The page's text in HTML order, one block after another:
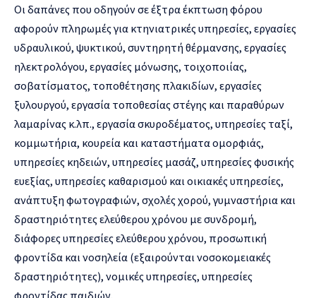
Οι δαπάνες που οδηγούν σε έξτρα έκπτωση φόρου
αφορούν πληρωμές για κτηνιατρικές υπηρεσίες, εργασίες
υδραυλικού, ψυκτικού, συντηρητή θέρμανσης, εργασίες
ηλεκτρολόγου, εργασίες μόνωσης, τοιχοποιίας,
σοβατίσματος, τοποθέτησης πλακιδίων, εργασίες
ξυλουργού, εργασία τοποθεσίας στέγης και παραθύρων
λαμαρίνας κ.λπ., εργασία σκυροδέματος, υπηρεσίες ταξί,
κομμωτήρια, κουρεία και καταστήματα ομορφιάς,
υπηρεσίες κηδειών, υπηρεσίες μασάζ, υπηρεσίες φυσικής
ευεξίας, υπηρεσίες καθαρισμού και οικιακές υπηρεσίες,
ανάπτυξη φωτογραφιών, σχολές χορού, γυμναστήρια και
δραστηριότητες ελεύθερου χρόνου με συνδρομή,
διάφορες υπηρεσίες ελεύθερου χρόνου, προσωπική
φροντίδα και νοσηλεία (εξαιρούνται νοσοκομειακές
δραστηριότητες), νομικές υπηρεσίες, υπηρεσίες